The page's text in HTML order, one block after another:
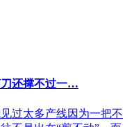
刀还撑不过一…
过太多产线因为一把不